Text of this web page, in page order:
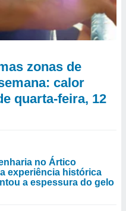
zonas de
calor
quarta-feira, 12
no Ártico
experiência histórica
a espessura do gelo